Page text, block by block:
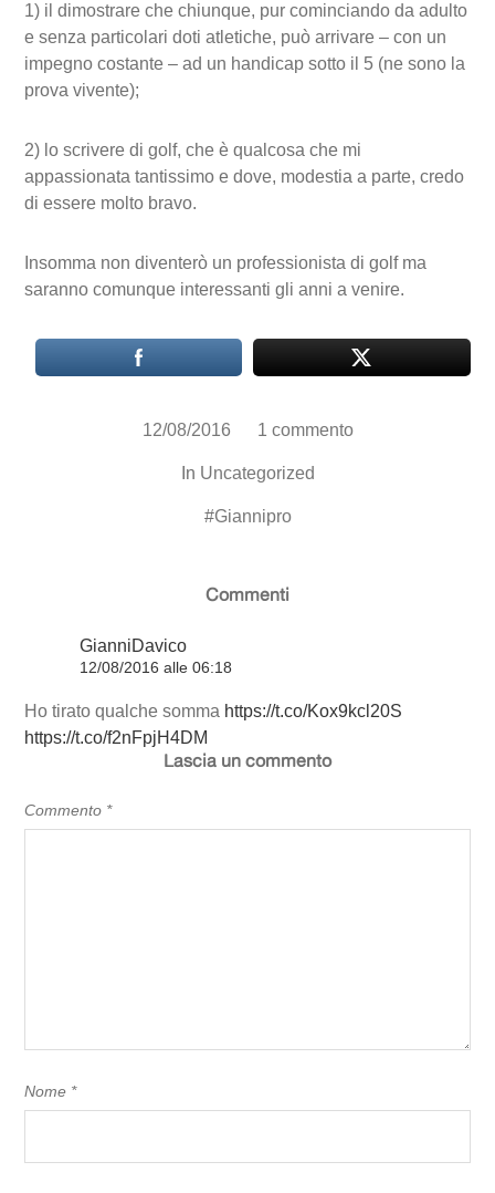
1) il dimostrare che chiunque, pur cominciando da adulto
e senza particolari doti atletiche, può arrivare – con un
impegno costante – ad un handicap sotto il 5 (ne sono la
prova vivente);
2) lo scrivere di golf, che è qualcosa che mi
appassionata tantissimo e dove, modestia a parte, credo
di essere molto bravo.
Insomma non diventerò un professionista di golf ma
saranno comunque interessanti gli anni a venire.
12/08/2016 1 commento
In Uncategorized
#Giannipro
Commenti
GianniDavico
12/08/2016 alle 06:18
Ho tirato qualche somma https://t.co/Kox9kcl20S
https://t.co/f2nFpjH4DM
Lascia un commento
Commento *
Nome *